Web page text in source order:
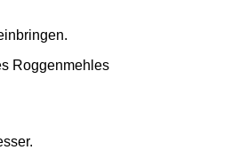
Roggenmehles